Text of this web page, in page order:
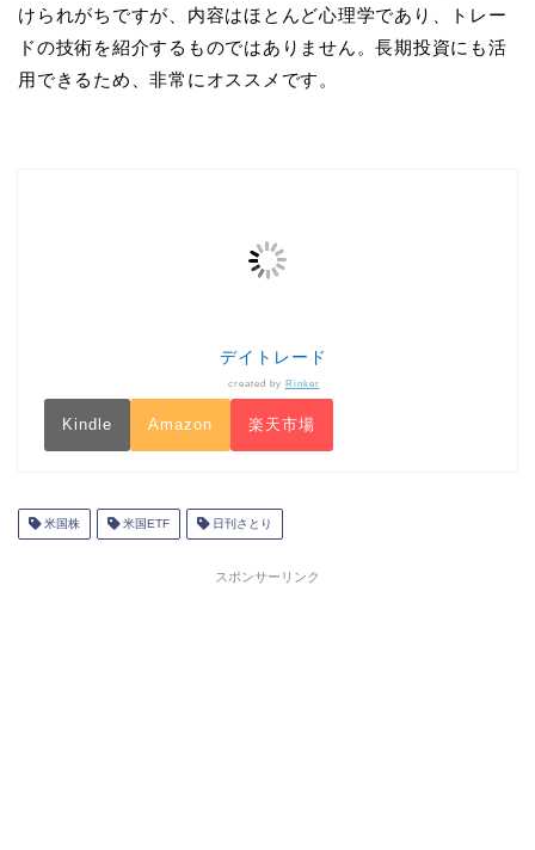
けられがちですが、内容はほとんど心理学であり、トレー
ドの技術を紹介するものではありません。長期投資にも活
用できるため、非常にオススメです。
デイトレード
created by Rinker
Kindle Amazon 楽天市場
米国株 米国ETF 日刊さとり
スポンサーリンク